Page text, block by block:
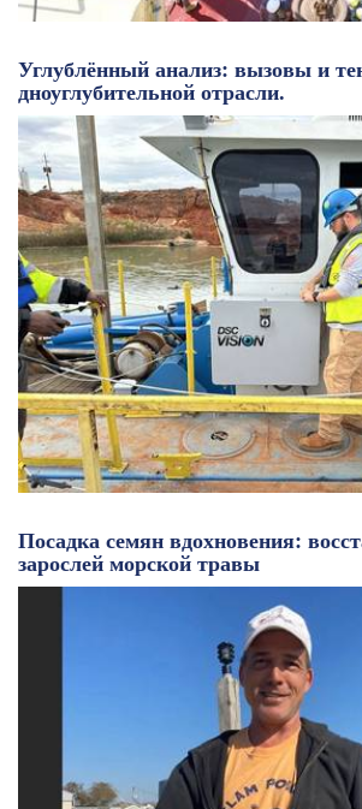
Углублённый анализ: вызовы и
дноуглубительной отрасли.
Посадка семян вдохновения:
зарослей морской травы